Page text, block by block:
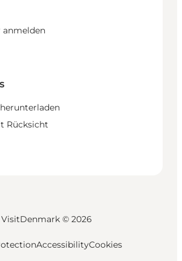
anmelden
Rücksicht
VisitDenmark © 2026
AccessibilityCookies